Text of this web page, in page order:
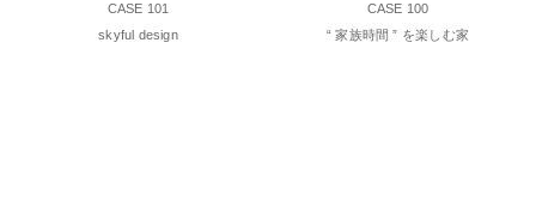
CASE 101
skyful design
CASE 100
“ 家族時間 ” を楽しむ家